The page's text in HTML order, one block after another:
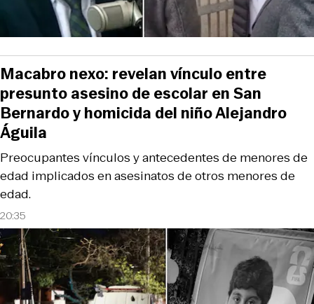
20:35
Preocupantes vínculos y antecedentes de menores de
edad implicados en asesinatos de otros menores de
edad.
Macabro nexo: revelan vínculo entre
presunto asesino de escolar en San
Bernardo y homicida del niño Alejandro
Águila